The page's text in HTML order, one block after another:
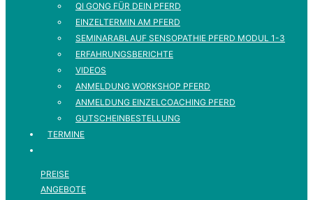
QI GONG FÜR DEIN PFERD
EINZELTERMIN AM PFERD
SEMINARABLAUF SENSOPATHIE PFERD MODUL 1-3
ERFAHRUNGSBERICHTE
VIDEOS
ANMELDUNG WORKSHOP PFERD
ANMELDUNG EINZELCOACHING PFERD
GUTSCHEINBESTELLUNG
TERMINE
PREISE
ANGEBOTE